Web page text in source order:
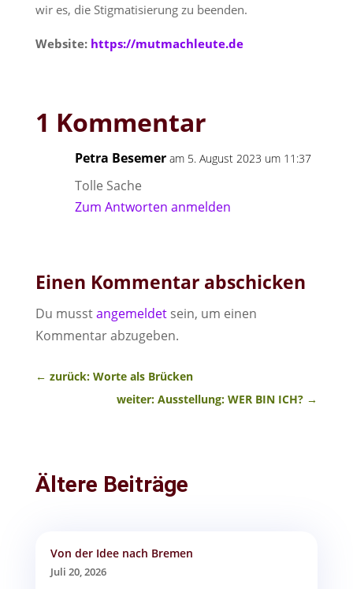
wir es, die Stigmatisierung zu beenden.
Website: https://mutmachleute.de
1 Kommentar
Petra Besemer am 5. August 2023 um 11:37
Tolle Sache
Zum Antworten anmelden
Einen Kommentar abschicken
Du musstangemeldetsein, um einen
Kommentar abzugeben.
← zurück: Worte als Brücken
weiter: Ausstellung: WER BIN ICH? →
Ältere Beiträge
Von der Idee nach Bremen
Juli 20, 2026